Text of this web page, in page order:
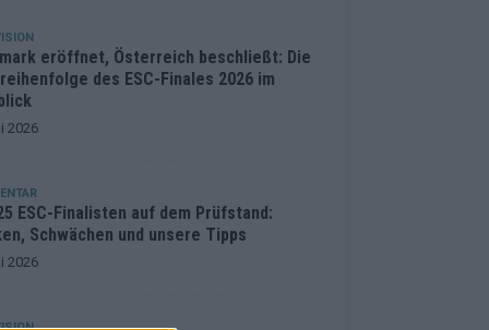
eröffnet, Österreich beschließt: Die
des ESC-Finales 2026 im
2026
ESC-Finalisten auf dem Prüfstand:
Schwächen und unsere Tipps
2026